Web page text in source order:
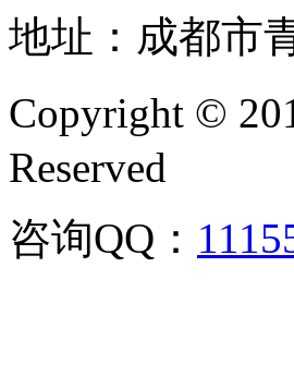
地址：成都市
Copyright ©
Reserved
咨询QQ：